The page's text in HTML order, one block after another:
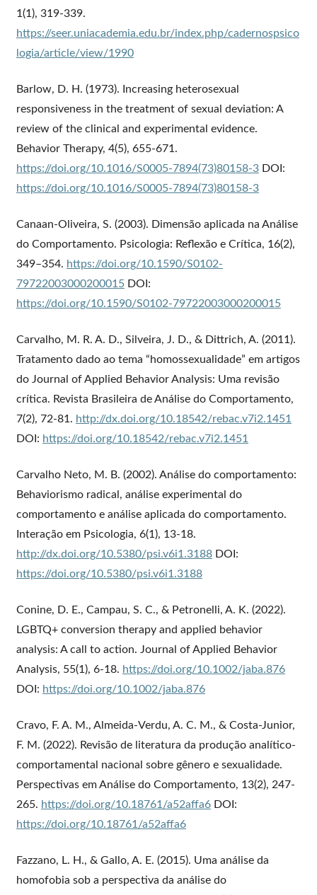
1(1), 319-339.
https://seer.uniacademia.edu.br/index.php/cadernospsico
logia/article/view/1990
Barlow, D. H. (1973). Increasing heterosexual
responsiveness in the treatment of sexual deviation: A
review of the clinical and experimental evidence.
Behavior Therapy, 4(5), 655-671.
https://doi.org/10.1016/S0005-7894(73)80158-3DOI:
https://doi.org/10.1016/S0005-7894(73)80158-3
Canaan-Oliveira, S. (2003). Dimensão aplicada na Análise
do Comportamento. Psicologia: Reflexão e Crítica, 16(2),
349–354. https://doi.org/10.1590/S0102-
79722003000200015DOI:
https://doi.org/10.1590/S0102-79722003000200015
Carvalho, M. R. A. D., Silveira, J. D., & Dittrich, A. (2011).
Tratamento dado ao tema “homossexualidade” em artigos
do Journal of Applied Behavior Analysis: Uma revisão
crítica. Revista Brasileira de Análise do Comportamento,
7(2), 72-81. http://dx.doi.org/10.18542/rebac.v7i2.1451
DOI: https://doi.org/10.18542/rebac.v7i2.1451
Carvalho Neto, M. B. (2002). Análise do comportamento:
Behaviorismo radical, análise experimental do
comportamento e análise aplicada do comportamento.
Interação em Psicologia, 6(1), 13-18.
http://dx.doi.org/10.5380/psi.v6i1.3188DOI:
https://doi.org/10.5380/psi.v6i1.3188
Conine, D. E., Campau, S. C., & Petronelli, A. K. (2022).
LGBTQ+ conversion therapy and applied behavior
analysis: A call to action. Journal of Applied Behavior
Analysis, 55(1), 6-18. https://doi.org/10.1002/jaba.876
DOI: https://doi.org/10.1002/jaba.876
Cravo, F. A. M., Almeida-Verdu, A. C. M., & Costa-Junior,
F. M. (2022). Revisão de literatura da produção analítico-
comportamental nacional sobre gênero e sexualidade.
Perspectivas em Análise do Comportamento, 13(2), 247-
265. https://doi.org/10.18761/a52affa6DOI:
https://doi.org/10.18761/a52affa6
Fazzano, L. H., & Gallo, A. E. (2015). Uma análise da
homofobia sob a perspectiva da análise do